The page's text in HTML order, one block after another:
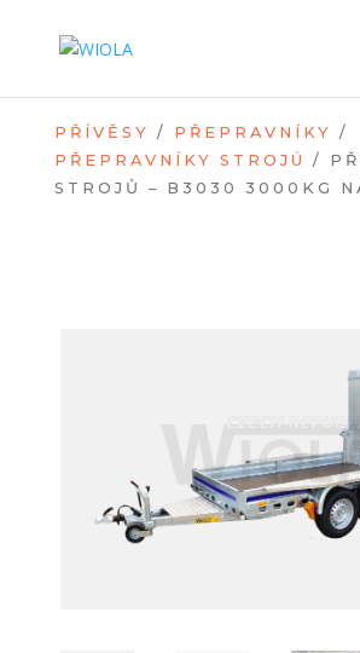
PŘÍVĚSY / PŘEPRAVNÍKY /
PŘEPRAVNÍKY STROJÚ
/
STROJŮ – B3030 3000KG